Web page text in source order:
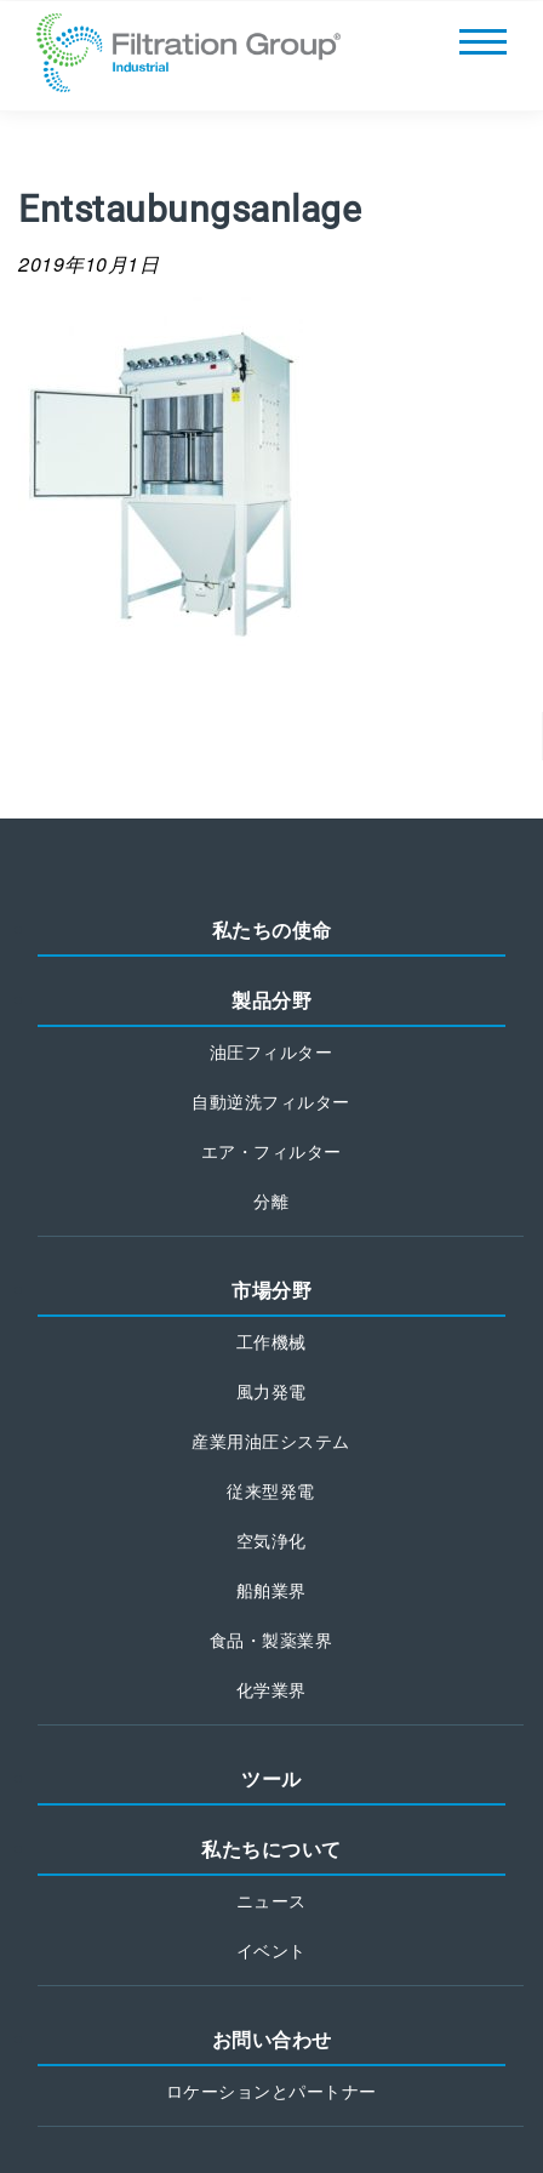
Entstaubungsanlage
2019年10月1日
私たちの使命
製品分野
油圧フィルター
自動逆洗フィルター
エア・フィルター
分離
市場分野
工作機械
風力発電
産業用油圧システム
従来型発電
空気浄化
船舶業界
食品・製薬業界
化学業界
ツール
私たちについて
ニュース
イベント
お問い合わせ
ロケーションとパートナー